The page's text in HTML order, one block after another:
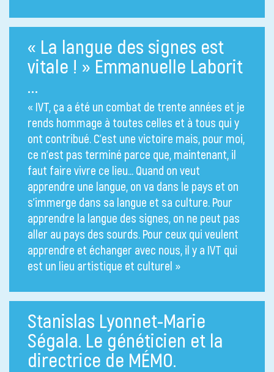
« La langue des signes est
vitale ! » Emmanuelle Laborit
…
« IVT, ça a été un combat de trente années et je
rends hommage à toutes celles et à tous qui y
ont contribué. C’est une victoire mais, pour moi,
ce n’est pas terminé parce que, maintenant, il
faut faire vivre ce lieu… Quand on veut
apprendre une langue, on va dans le pays et on
s’immerge dans sa langue et sa culture. Pour
apprendre la langue des signes, on ne peut pas
aller au pays des sourds. Pour ceux qui veulent
apprendre et échanger avec nous, il y a IVT qui
est un lieu artistique et culturel »
Stanislas Lyonnet-Marie
Ségala. Le généticien et la
directrice de MÉMO.